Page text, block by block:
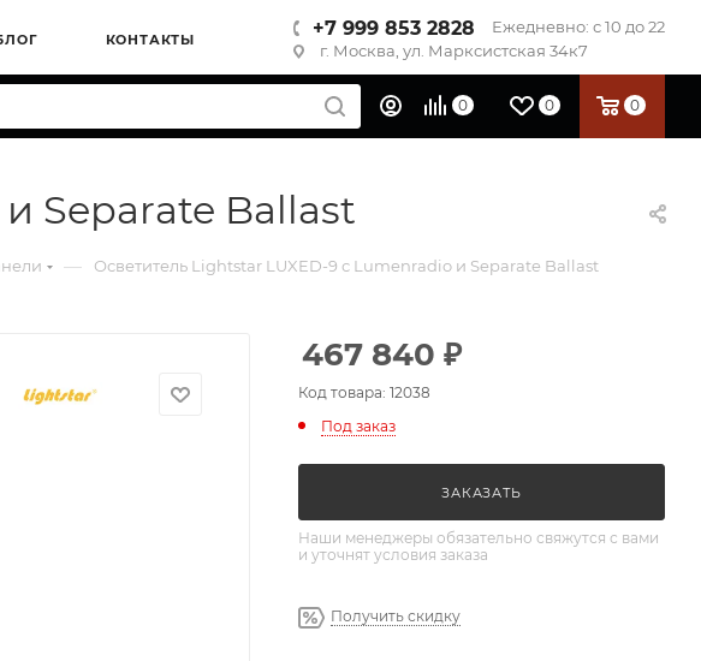
КОНТАКТЫ
+7 999 853 2828
Ежедневно: с 10 до 22
г. Москва, ул. Марксистская 34к7
0 0 0
Separate Ballast
— Осветитель Lightstar LUXED-9 с Lumenradio и Separate Ballast
467 840 ₽
Код товара: 12038
Под заказ
ЗАКАЗАТЬ
Наши менеджеры обязательно свяжутся с вами
и уточнят условия заказа
Получить скидку